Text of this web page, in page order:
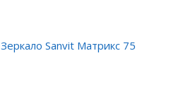
Зеркало Sanvit Матрикс 75